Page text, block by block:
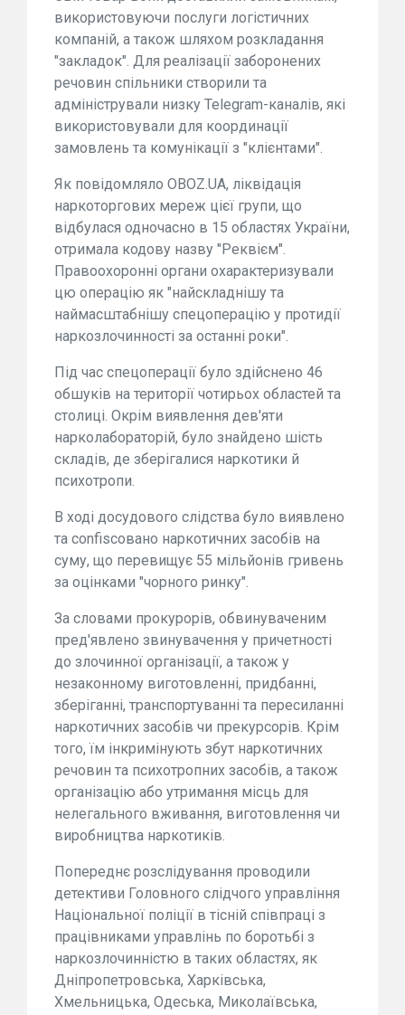
використовуючи послуги логістичних
компаній, а також шляхом розкладання
"закладок". Для реалізації заборонених
речовин спільники створили та
адміністрували низку Telegram-каналів, які
використовували для координації
замовлень та комунікації з "клієнтами".
Як повідомляло OBOZ.UA, ліквідація
наркоторгових мереж цієї групи, що
відбулася одночасно в 15 областях України,
отримала кодову назву "Реквієм".
Правоохоронні органи охарактеризували
цю операцію як "найскладнішу та
наймасштабнішу спецоперацію у протидії
наркозлочинності за останні роки".
Під час спецоперації було здійснено 46
обшуків на території чотирьох областей та
столиці. Окрім виявлення дев'яти
нарколабораторій, було знайдено шість
складів, де зберігалися наркотики й
психотропи.
В ході досудового слідства було виявлено
та confiscовано наркотичних засобів на
суму, що перевищує 55 мільйонів гривень
за оцінками "чорного ринку".
За словами прокурорів, обвинуваченим
пред'явлено звинувачення у причетності
до злочинної організації, а також у
незаконному виготовленні, придбанні,
зберіганні, транспортуванні та пересиланні
наркотичних засобів чи прекурсорів. Крім
того, їм інкримінують збут наркотичних
речовин та психотропних засобів, а також
організацію або утримання місць для
нелегального вживання, виготовлення чи
виробництва наркотиків.
Попереднє розслідування проводили
детективи Головного слідчого управління
Національної поліції в тісній співпраці з
працівниками управлінь по боротьбі з
наркозлочинністю в таких областях, як
Дніпропетровська, Харківська,
Хмельницька, Одеська, Миколаївська,